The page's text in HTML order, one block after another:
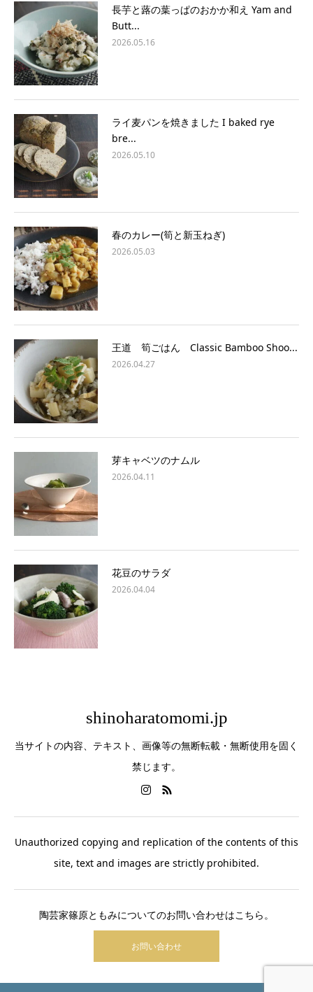
長芋と蕗の葉っぱのおかか和え Yam and
Butt...
2026.05.16
ライ麦パンを焼きました I baked rye
bre...
2026.05.10
春のカレー(筍と新玉ねぎ)
2026.05.03
王道 筍ごはん Classic Bamboo Shoo...
2026.04.27
芽キャベツのナムル
2026.04.11
花豆のサラダ
2026.04.04
shinoharatomomi.jp
当サイトの内容、テキスト、画像等の無断転載・無断使用を固く
禁じます。
Unauthorized copying and replication of the contents of this
site, text and images are strictly prohibited.
陶芸家篠原ともみについてのお問い合わせはこちら。
お問い合わせ